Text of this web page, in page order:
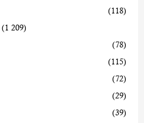
(118)
(1 209)
(78)
(115)
(72)
(29)
(39)